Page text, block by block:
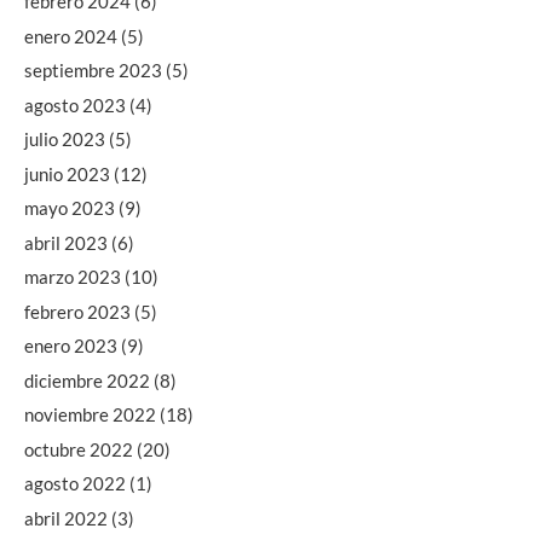
enero 2024 (5)
septiembre 2023 (5)
agosto 2023 (4)
julio 2023 (5)
junio 2023 (12)
mayo 2023 (9)
abril 2023 (6)
marzo 2023 (10)
febrero 2023 (5)
enero 2023 (9)
diciembre 2022 (8)
noviembre 2022 (18)
octubre 2022 (20)
agosto 2022 (1)
abril 2022 (3)